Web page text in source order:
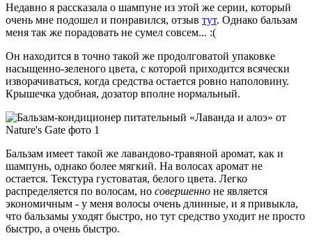
Недавно я рассказала о шампуне из этой же серии, который
очень мне подошел и понравился, отзыв тут. Однако бальзам
меня так же порадовать не сумел совсем... :(
Он находится в точно такой же продолговатой упаковке
насыщенно-зеленого цвета, с которой приходится всячески
изворачиваться, когда средства остается ровно наполовину.
Крышечка удобная, дозатор вполне нормальный.
Бальзам имеет такой же лавандово-травяной аромат, как и
шампунь, однако более мягкий. На волосах аромат не
остается. Текстура густоватая, белого цвета. Легко
распределяется по волосам, но совершенно не является
экономичным - у меня волосы очень длинные, и я привыкла,
что бальзамы уходят быстро, но тут средство уходит не просто
быстро, а очень быстро.